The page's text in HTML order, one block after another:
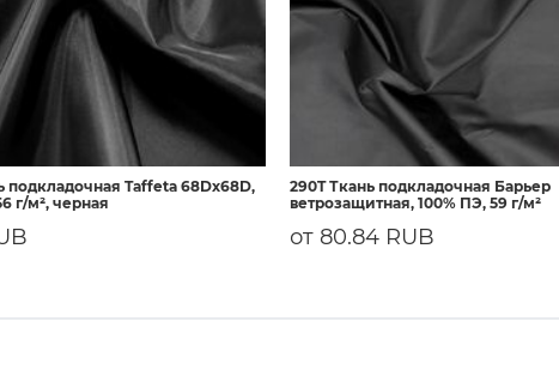
подкладочная Taffeta 68Dх68D,
г/м², черная
290T Ткань подкладочная Барьер
ветрозащитная, 100% ПЭ, 59 г/м²
от 80.84 RUB